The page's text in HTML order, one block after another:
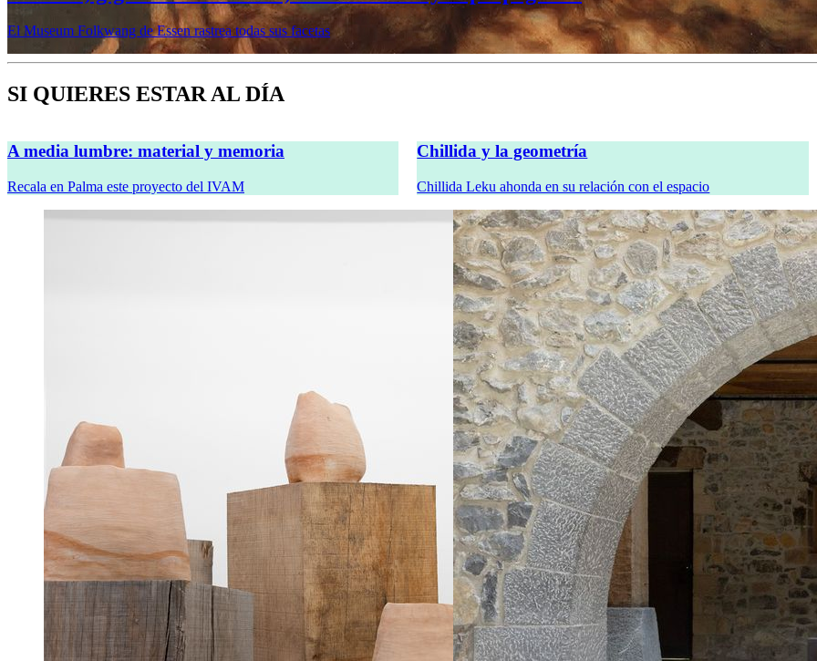
El Museum Folkwang de Essen rastrea todas sus facetas
SI QUIERES ESTAR AL DÍA
A media lumbre: material y memoria
Recala en Palma este proyecto del IVAM
Chillida y la geometría
Chillida Leku ahonda en su relación con el espacio